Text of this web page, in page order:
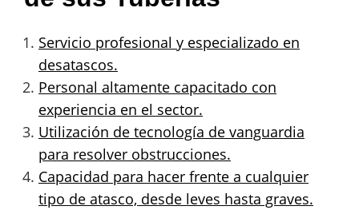
Servicio profesional y especializado en
desatascos.
Personal altamente capacitado con
experiencia en el sector.
Utilización de tecnología de vanguardia
para resolver obstrucciones.
Capacidad para hacer frente a cualquier
tipo de atasco, desde leves hasta graves.